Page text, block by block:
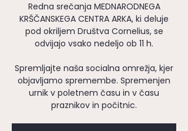
Redna srečanja MEDNARODNEGA
KRŠČANSKEGA CENTRA ARKA, ki deluje
pod okriljem Društva Cornelius, se
odvijajo vsako nedeljo ob 11 h.
Spremljajte naša socialna omrežja, kjer
objavljamo spremembe. Spremenjen
urnik v poletnem času in v času
praznikov in počitnic.